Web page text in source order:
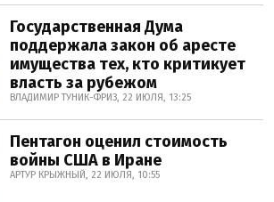
Государственная Дума
поддержала закон об аресте
имущества тех, кто критикует
власть за рубежом
ВЛАДИМИР ТУНИК-ФРИЗ, 22 ИЮЛЯ, 13:25
Пентагон оценил стоимость
войны США в Иране
АРТУР КРЫЖНЫЙ, 22 ИЮЛЯ, 10:55